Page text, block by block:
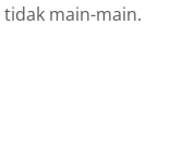
main-main.